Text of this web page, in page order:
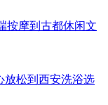
按摩到古都休闲文